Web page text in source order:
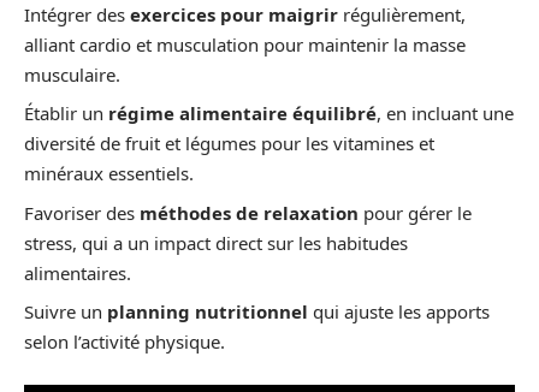
Intégrer des exercices pour maigrir régulièrement,
alliant cardio et musculation pour maintenir la masse
musculaire.
Établir un régime alimentaire équilibré, en incluant une
diversité de fruit et légumes pour les vitamines et
minéraux essentiels.
Favoriser des méthodes de relaxation pour gérer le
stress, qui a un impact direct sur les habitudes
alimentaires.
Suivre un planning nutritionnel qui ajuste les apports
selon l’activité physique.